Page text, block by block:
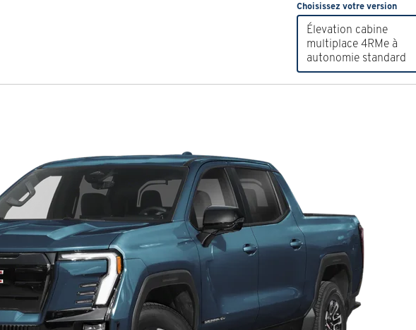
Choisissez votre version
Élevation cabine
multiplace 4RMe à
autonomie standard